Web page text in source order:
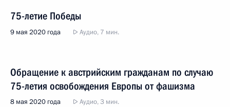
75-летие Победы
9 мая 2020 года Аудио, 7 мин.
Обращение к австрийским гражданам по случаю
75-летия освобождения Европы от фашизма
8 мая 2020 года Аудио, 3 мин.